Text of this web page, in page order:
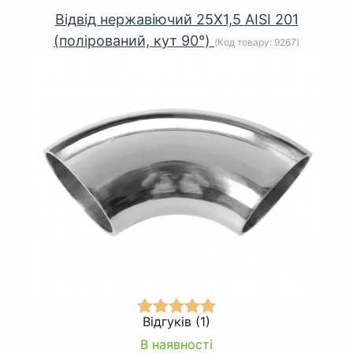
Відвід нержавіючий 25Х1,5 AISI 201
(полірований, кут 90°) (Код товару: 9267)
Відгуків (1)
В наявності